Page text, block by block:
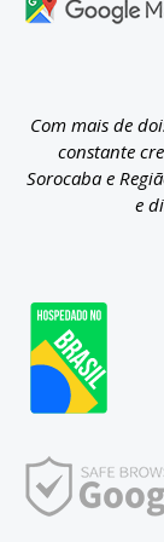
Com mais de
constante
Sorocaba e
e